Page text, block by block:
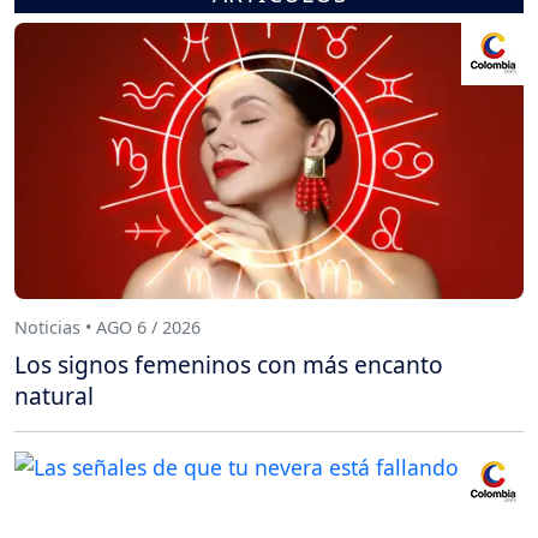
Noticias • AGO 6 / 2026
Los signos femeninos con más encanto
natural